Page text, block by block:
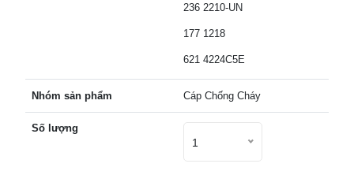
236 2210-UN
177 1218
621 4224C5E
Nhóm sản phẩm Cáp Chống Cháy
Số lượng
1